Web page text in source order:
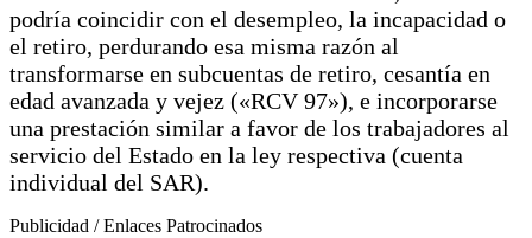
podría coincidir con el desempleo, la incapacidad o
el retiro, perdurando esa misma razón al
transformarse en subcuentas de retiro, cesantía en
edad avanzada y vejez («RCV 97»), e incorporarse
una prestación similar a favor de los trabajadores al
servicio del Estado en la ley respectiva (cuenta
individual del SAR).
Publicidad / Enlaces Patrocinados